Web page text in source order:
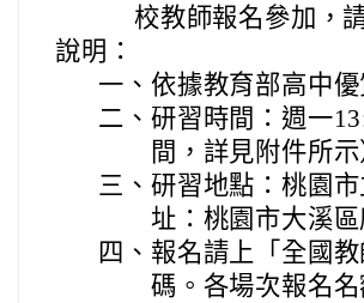
校教師報名參加，
說明：
一、 依據教育部高中
二、 研習時間：週一
間，詳見附件所示
三、 研習地點：桃園
址：桃園市大溪
四、 報名請上「全國
碼。各場次報名